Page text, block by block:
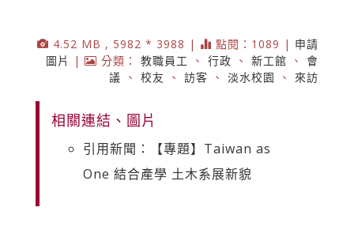
4.52 MB , 5982 * 3988 | 點閱：1089 | 申請
圖片
| 分類： 教職員工 、 行政 、 新工館 、 會
議 、 校友 、 訪客 、 淡水校園 、 來訪
相關連結、圖片
引用新聞：【專題】Taiwan as
One 結合產學 土木系展新貌